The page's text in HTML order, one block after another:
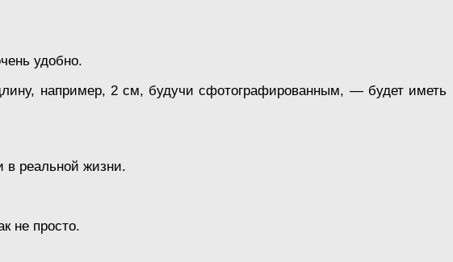
удобно.
например, 2 см, будучи сфотографированным, — будет иметь
в реальной жизни.
не просто.